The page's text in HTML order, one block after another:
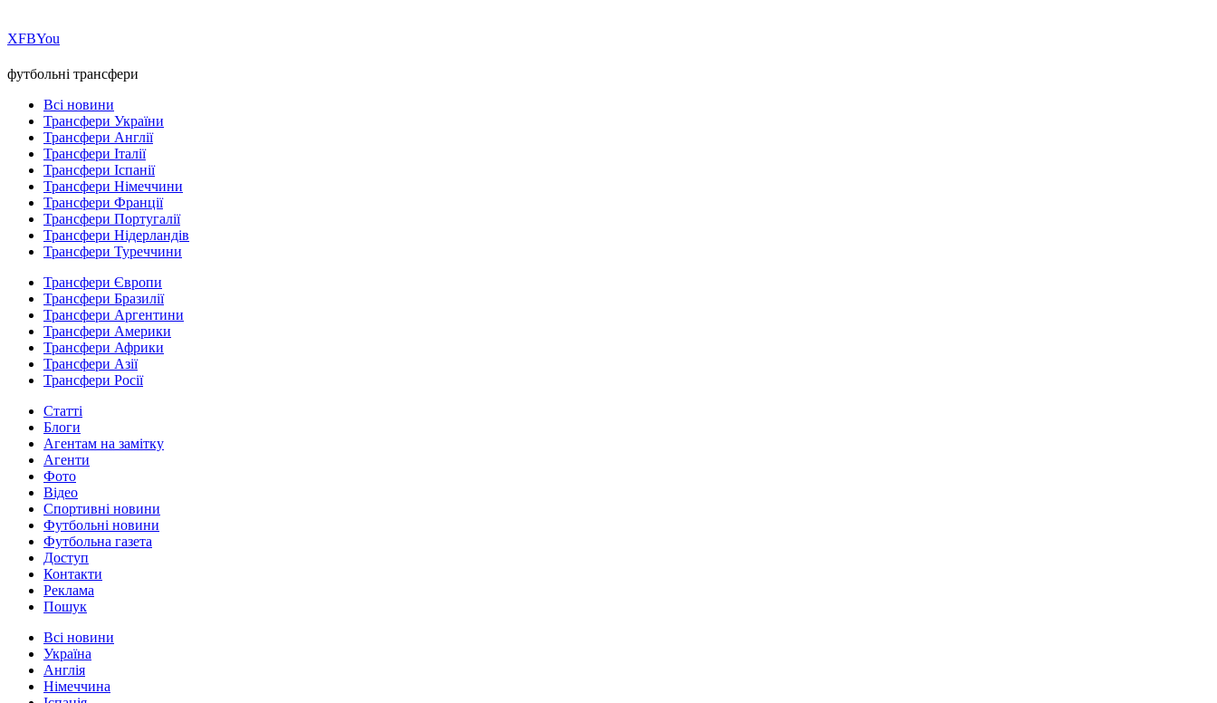
ХFBYou
футбольні трансфери
Всі новини
Трансфери України
Трансфери Англії
Трансфери Італії
Трансфери Іспанії
Трансфери Німеччини
Трансфери Франції
Трансфери Португалії
Трансфери Нідерландів
Трансфери Туреччини
Трансфери Європи
Трансфери Бразилії
Трансфери Аргентини
Трансфери Америки
Трансфери Африки
Трансфери Азії
Трансфери Росії
Статті
Блоги
Агентам на замітку
Агенти
Фото
Відео
Спортивні новини
Футбольні новини
Футбольна газета
Доступ
Контакти
Реклама
Пошук
Всі новини
Україна
Англія
Німеччина